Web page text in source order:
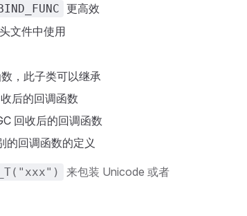
更高效
头文件中使用
，此子类可以继承
后的回调函数
回收后的回调函数
的回调函数的定义
_T("xxx")
来包装 Unicode 或者